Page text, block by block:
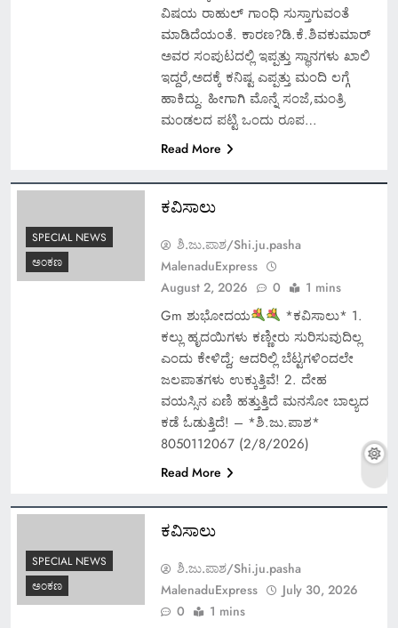
ವಿಷಯ ರಾಹುಲ್ ಗಾಂಧಿ ಸುಸ್ತಾಗುವಂತೆ
ಮಾಡಿದೆಯಂತೆ. ಕಾರಣ?ಡಿ.ಕೆ.ಶಿವಕುಮಾರ್
ಅವರ ಸಂಪುಟದಲ್ಲಿ ಇಪ್ಪತ್ತು ಸ್ಥಾನಗಳು ಖಾಲಿ
ಇದ್ದರೆ,ಅದಕ್ಕೆ ಕನಿಷ್ಟ ಎಪ್ಪತ್ತು ಮಂದಿ ಲಗ್ಗೆ
ಹಾಕಿದ್ದು. ಹೀಗಾಗಿ ಮೊನ್ನೆ ಸಂಜೆ,ಮಂತ್ರಿ
ಮಂಡಲದ ಪಟ್ಟಿ ಒಂದು ರೂಪ…
Read More
SPECIAL NEWS
ಅಂಕಣ
ಕವಿಸಾಲು
ಶಿ.ಜು.ಪಾಶ/Shi.ju.pasha
MalenaduExpress
August 2, 2026
0 1 mins
Gm ಶುಭೋದಯ
*ಕವಿಸಾಲು* 1.
ಕಲ್ಲು ಹೃದಯಿಗಳು ಕಣ್ಣೀರು ಸುರಿಸುವುದಿಲ್ಲ
ಎಂದು ಕೇಳಿದ್ದೆ; ಆದರಿಲ್ಲಿ ಬೆಟ್ಟಗಳಿಂದಲೇ
ಜಲಪಾತಗಳು ಉಕ್ಕುತ್ತಿವೆ! 2. ದೇಹ
ವಯಸ್ಸಿನ ಏಣಿ ಹತ್ತುತ್ತಿದೆ ಮನಸೋ ಬಾಲ್ಯದ
ಕಡೆ ಓಡುತ್ತಿದೆ! – *ಶಿ.ಜು.ಪಾಶ*
8050112067 (2/8/2026)
Read More
SPECIAL NEWS
ಅಂಕಣ
ಕವಿಸಾಲು
ಶಿ.ಜು.ಪಾಶ/Shi.ju.pasha
MalenaduExpress
July 30, 2026
0
1 mins